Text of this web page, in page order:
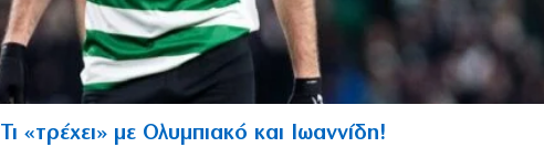
Τι «τρέχει» με Ολυμπιακό και Ιωαννίδη!